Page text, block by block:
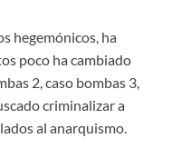
hegemónicos, ha
poco ha cambiado
2, caso bombas 3,
criminalizar a
al anarquismo.